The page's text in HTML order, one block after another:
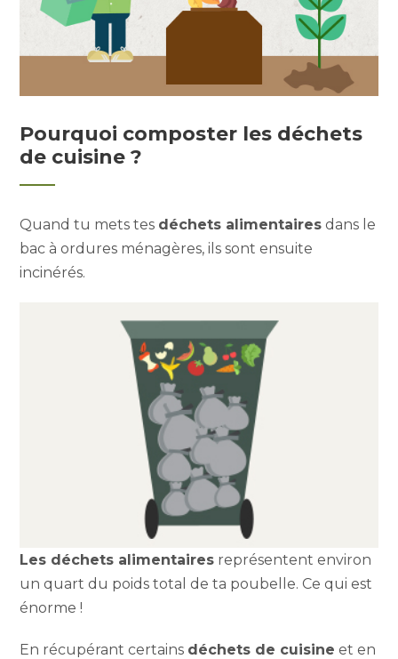
Pourquoi composter les déchets
de cuisine ?
Quand tu mets tes déchets alimentaires dans le
bac à ordures ménagères, ils sont ensuite
incinérés.
Les déchets alimentaires représentent environ
un quart du poids total de ta poubelle. Ce qui est
énorme !
En récupérant certains déchets de cuisine et en